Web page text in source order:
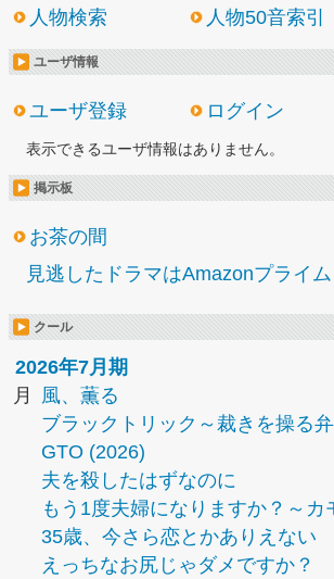
人物検索
人物50音索引
ユーザ情報
ユーザ登録 ログイン
表示できるユーザ情報はありません。
掲示板
お茶の間
見逃したドラマはAmazonプライム
クール
2026年7月期
月
風、薫る
ブラックトリック～裁きを操る
GTO (2026)
夫を殺したはずなのに
もう1度夫婦になりますか？～カ
35歳、今さら恋とかありえない
えっちなお尻じゃダメですか？